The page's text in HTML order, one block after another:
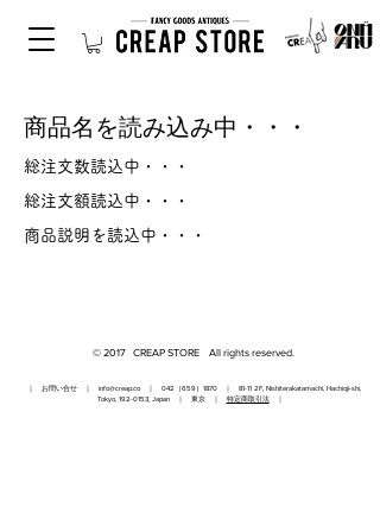
商品名を読み込み中・・・
総注文数読込中・・・
総注文額読込中・・・
商品説明を読込中・・・
© 2017 CREAP STORE All rights reserved.
｜ お問い合せ ｜ info@creap.co｜ 042（659）1870 ｜ 81-11 2F, Nishiterakatamachi, Hachioji-shi,
Tokyo, 192-0153, Japan ｜ 東京 ｜ 特定商取引法｜